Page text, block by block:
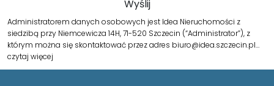
Administratorem danych osobowych jest Idea Nieruchomości z
siedzibą przy Niemcewicza 14H, 71-520 Szczecin (“Administrator”), z
którym można się skontaktować przez adres biuro@idea.szczecin.pl…
czytaj więcej